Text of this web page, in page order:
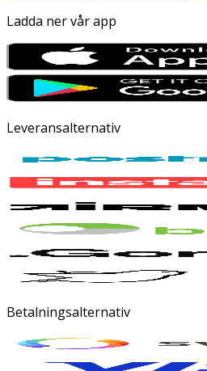
Ladda ner vår app
Leveransalternativ
Betalningsalternativ